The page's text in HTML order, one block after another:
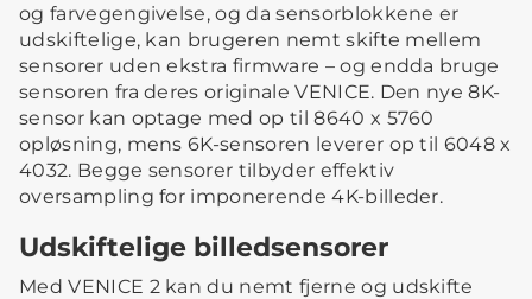
og farvegengivelse, og da sensorblokkene er
udskiftelige, kan brugeren nemt skifte mellem
sensorer uden ekstra firmware – og endda bruge
sensoren fra deres originale VENICE. Den nye 8K-
sensor kan optage med op til 8640 x 5760
opløsning, mens 6K-sensoren leverer op til 6048 x
4032. Begge sensorer tilbyder effektiv
oversampling for imponerende 4K-billeder.
Udskiftelige billedsensorer
Med VENICE 2 kan du nemt fjerne og udskifte